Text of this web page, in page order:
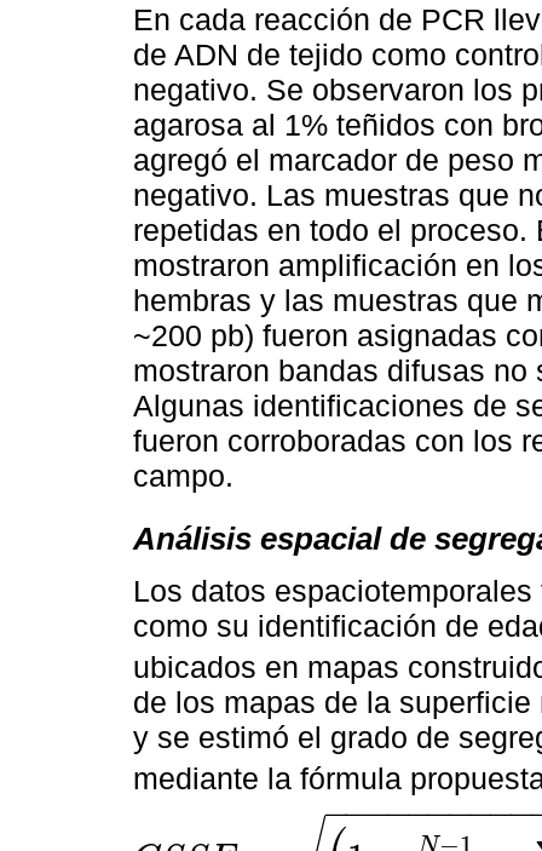
En cada reacción de PCR
de ADN de tejido como
negativo. Se observaron los
agarosa al 1% teñidos con
agregó el marcador de peso
negativo. Las muestras que
repetidas en todo el
mostraron amplificación en
hembras y las muestras que
~200 pb) fueron asignadas
mostraron bandas difusas
Algunas identificaciones de
fueron corroboradas con los
campo.
Análisis espacial de
Los datos
como su identificación de
ubicados en mapas
de los mapas de la
y se estimó el grado de
mediante la fórmula
−−−−−−−−−−